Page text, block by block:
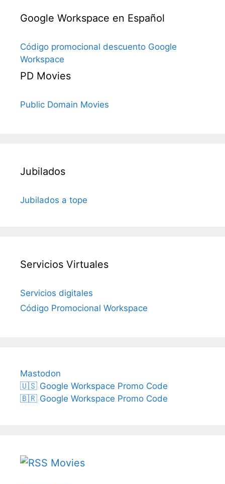
Google Workspace en Español
Código promocional descuento Google
Workspace
PD Movies
Public Domain Movies
Jubilados
Jubilados a tope
Servicios Virtuales
Servicios digitales
Código Promocional Workspace
Mastodon
🇺🇸 Google Workspace Promo Code
🇧🇷 Google Workspace Promo Code
Movies